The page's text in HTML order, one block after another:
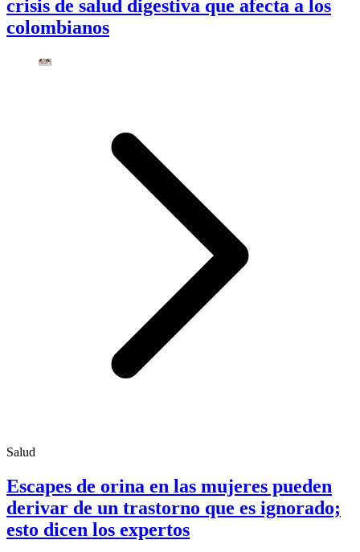
crisis de salud digestiva que afecta a los
colombianos
Salud
Escapes de orina en las mujeres pueden
derivar de un trastorno que es ignorado;
esto dicen los expertos